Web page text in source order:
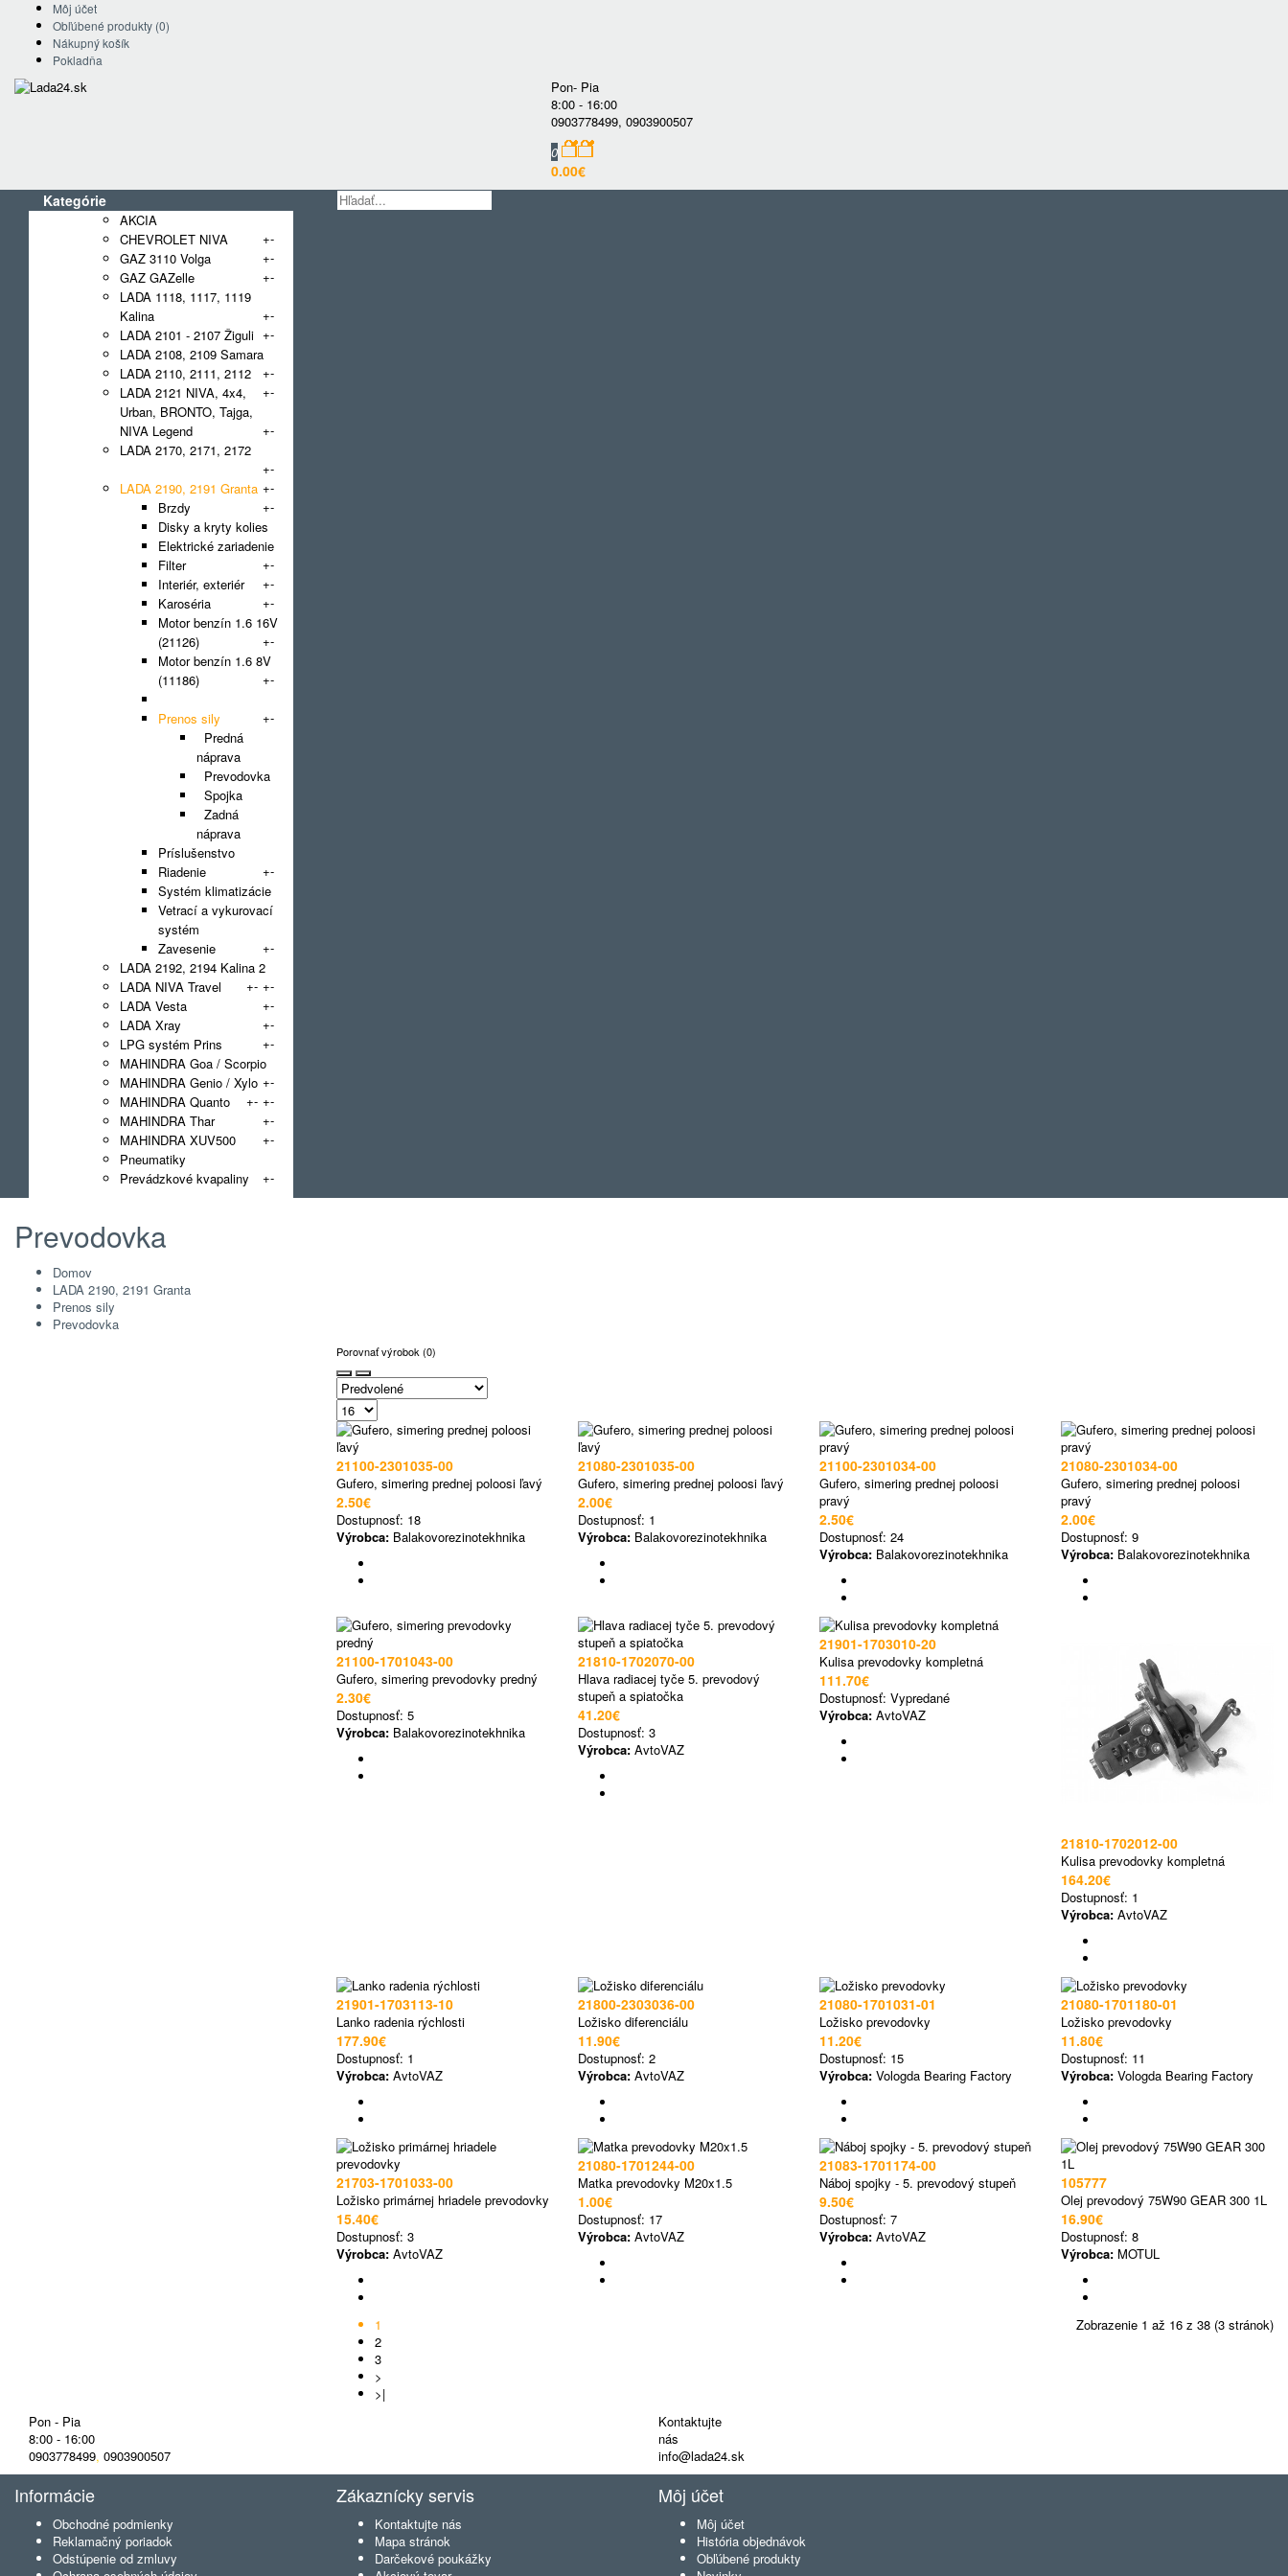
Môj účet
Obľúbené produkty (0)
Nákupný košík
Pokladňa
Pon- Pia
8:00 - 16:00
0903778499, 0903900507
0
0.00€
Kategórie
AKCIA
CHEVROLET NIVA
+-
GAZ 3110 Volga
+-
GAZ GAZelle
+-
LADA 1118, 1117, 1119
Kalina
+-
LADA 2101 - 2107 Žiguli +-
LADA 2108, 2109 Samara
+-
LADA 2110, 2111, 2112
+-
LADA 2121 NIVA, 4x4,
Urban, BRONTO, Tajga,
NIVA Legend
+-
LADA 2170, 2171, 2172
+-
LADA 2190, 2191 Granta +-
Brzdy
+-
Disky a kryty kolies
Elektrické zariadenie
+-
Filter
Interiér, exteriér
+-
Karoséria
+-
Motor benzín 1.6 16V
(21126)
+-
Motor benzín 1.6 8V
(11186)
+-
Prenos sily
+-
Predná
náprava
Prevodovka
Spojka
Zadná
náprava
Príslušenstvo
Riadenie
+-
Systém klimatizácie
Vetrací a vykurovací
systém
Zavesenie
+-
LADA 2192, 2194 Kalina 2
+-
LADA NIVA Travel +-
LADA Vesta
+-
LADA Xray
+-
LPG systém Prins
+-
MAHINDRA Goa / Scorpio
+-
MAHINDRA Genio / Xylo
+-
MAHINDRA Quanto +-
MAHINDRA Thar
+-
MAHINDRA XUV500
+-
Pneumatiky
Prevádzkové kvapaliny
+-
Prevodovka
Domov
LADA 2190, 2191 Granta
Prenos sily
Prevodovka
Porovnať výrobok (0)
21100-2301035-00
Gufero, simering prednej poloosi ľavý
2.50€
Dostupnosť: 18
Výrobca: Balakovorezinotekhnika
21080-2301035-00
Gufero, simering prednej poloosi ľavý
2.00€
Dostupnosť: 1
Výrobca: Balakovorezinotekhnika
21100-2301034-00
Gufero, simering prednej poloosi
pravý
2.50€
Dostupnosť: 24
Výrobca: Balakovorezinotekhnika
21080-2301034-00
Gufero, simering prednej poloosi
pravý
2.00€
Dostupnosť: 9
Výrobca: Balakovorezinotekhnika
21100-1701043-00
Gufero, simering prevodovky predný
2.30€
Dostupnosť: 5
Výrobca: Balakovorezinotekhnika
21810-1702070-00
Hlava radiacej tyče 5. prevodový
stupeň a spiatočka
41.20€
Dostupnosť: 3
Výrobca: AvtoVAZ
21901-1703010-20
Kulisa prevodovky kompletná
111.70€
Dostupnosť: Vypredané
Výrobca: AvtoVAZ
21810-1702012-00
Kulisa prevodovky kompletná
164.20€
Dostupnosť: 1
Výrobca: AvtoVAZ
21901-1703113-10
Lanko radenia rýchlosti
177.90€
Dostupnosť: 1
Výrobca: AvtoVAZ
21800-2303036-00
Ložisko diferenciálu
11.90€
Dostupnosť: 2
Výrobca: AvtoVAZ
21080-1701031-01
Ložisko prevodovky
11.20€
Dostupnosť: 15
Výrobca: Vologda Bearing Factory
21080-1701180-01
Ložisko prevodovky
11.80€
Dostupnosť: 11
Výrobca: Vologda Bearing Factory
21703-1701033-00
Ložisko primárnej hriadele prevodovky
15.40€
Dostupnosť: 3
Výrobca: AvtoVAZ
21080-1701244-00
Matka prevodovky M20x1.5
1.00€
Dostupnosť: 17
Výrobca: AvtoVAZ
21083-1701174-00
Náboj spojky - 5. prevodový stupeň
9.50€
Dostupnosť: 7
Výrobca: AvtoVAZ
105777
Olej prevodový 75W90 GEAR 300 1L
16.90€
Dostupnosť: 8
Výrobca: MOTUL
1
2
3
>
>|
Zobrazenie 1 až 16 z 38 (3 stránok)
Pon - Pia
8:00 - 16:00
0903778499, 0903900507
Kontaktujte
nás
info@lada24.sk
Informácie
Obchodné podmienky
Reklamačný poriadok
Odstúpenie od zmluvy
Zákaznícky servis
Kontaktujte nás
Mapa stránok
Darčekové poukážky
Môj účet
Môj účet
História objednávok
Obľúbené produkty